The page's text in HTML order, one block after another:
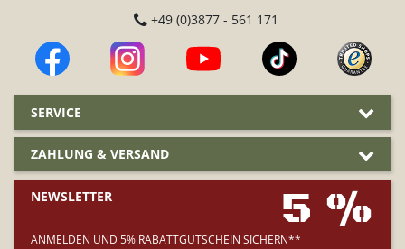
+49 (0)3877 - 561 171
SERVICE
ZAHLUNG & VERSAND
NEWSLETTER 5 %
ANMELDEN UND 5% RABATTGUTSCHEIN SICHERN**